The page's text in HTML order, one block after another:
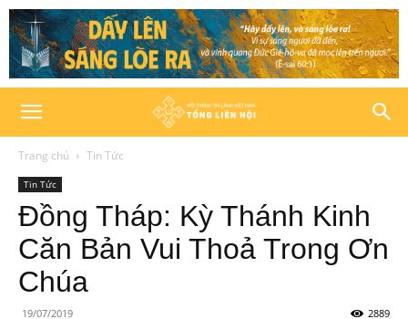
Trang chủ Tin Tức
Tin Tức
Đồng Tháp: Kỳ Thánh Kinh
Căn Bản Vui Thoả Trong Ơn
Chúa
19/07/2019 2889